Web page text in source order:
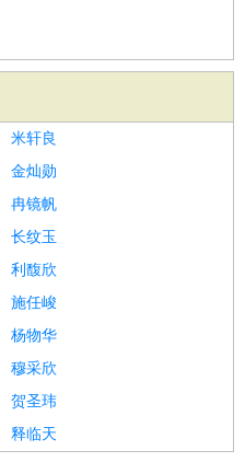
米轩良
金灿勋
冉镜帆
长纹玉
利馥欣
施任峻
杨物华
穆采欣
贺圣玮
释临天